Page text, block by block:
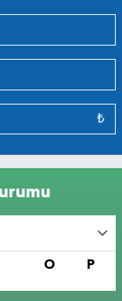
₺
O P